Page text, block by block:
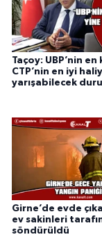
Taçoy: UBP’nin
CTP’nin en iyi
yarışabilecek
Girne’de evde
ev sakinleri
söndürüldü